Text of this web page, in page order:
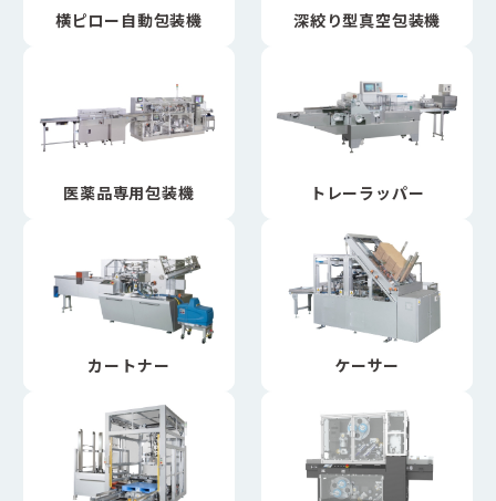
横ピロー自動包装機 深絞り型真空包装機
医薬品専用包装機 トレーラッパー
カートナー ケーサー